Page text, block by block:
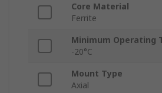
Core Material
Ferrite
Minimum Operating
-20°C
Mount Type
Axial